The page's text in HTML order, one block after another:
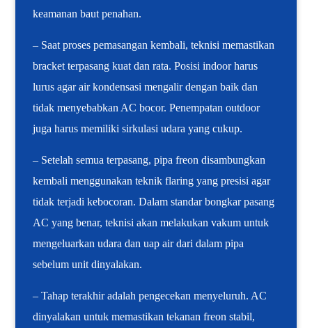
keamanan baut penahan.
– Saat proses pemasangan kembali, teknisi memastikan
bracket terpasang kuat dan rata. Posisi indoor harus
lurus agar air kondensasi mengalir dengan baik dan
tidak menyebabkan AC bocor. Penempatan outdoor
juga harus memiliki sirkulasi udara yang cukup.
– Setelah semua terpasang, pipa freon disambungkan
kembali menggunakan teknik flaring yang presisi agar
tidak terjadi kebocoran. Dalam standar bongkar pasang
AC yang benar, teknisi akan melakukan vakum untuk
mengeluarkan udara dan uap air dari dalam pipa
sebelum unit dinyalakan.
– Tahap terakhir adalah pengecekan menyeluruh. AC
dinyalakan untuk memastikan tekanan freon stabil,